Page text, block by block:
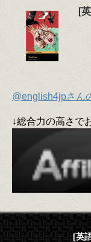
[
@english4jpさん
↓総合力の高さで
[英